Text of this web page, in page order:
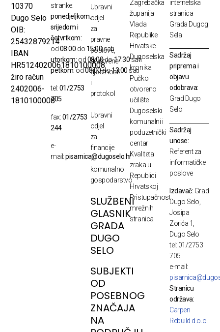
10370
Dugo Selo
OIB:
25432879214
IBAN
HR5124020061810100008
žiro račun
2402006-
1810100008
stranke:
ponedjeljkom,
srijedom i
četvrtkom:
od08:00 do 15:00sati
utorkom: od08:00do17:30sati
petkom:od08:00do13:00 sati
tel:01/2753
705
fax:01/2753
244
e-
mail:pisarnica@dugoselo.hr
Upravni
odjel
za
pravne
poslove,
društvene
djelatnosti
i
protokol
Upravni
odjel
za
financije
i
komunalno
gospodarstvo
SLUŽBENI
GLASNIK
GRADA
DUGO
SELO
SUBJEKTI
OD
POSEBNOG
ZNAČAJA
NA
Zagrebačka
županija
Vlada
Republike
Hrvatske
Dugoselska
kronika
Pučko
otvoreno
učilište
Dugoselski
komunalni i
poduzetnički
centar
Kvaliteta
zraka u
Republici
Hrvatskoj
Pristupačnost
mrežnih
stranica
internetska
stranica
Grada Dugog
Sela
Sadržaj
priprema i
objavu
odobrava:
Grad Dugo
Selo
Sadržaj
unose:
Referent za
informatičke
poslove
Izdavač: Grad
Dugo Selo,
Josipa
Zorića 1,
Dugo Selo
tel: 01/2753
705
e-mail:
Stranicu
održava:
Carpen
Rebuild d.o.o.